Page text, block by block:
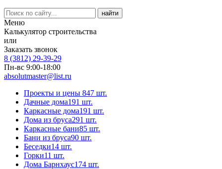
Меню
Калькулятор строительства
или
Заказать звонок
8 (3812) 29-39-29
Пн-вс 9:00-18:00
absolutmaster@list.ru
Проекты и цены 847 шт.
Дачные дома191 шт.
Каркасные дома191 шт.
Дома из бруса291 шт.
Каркасные бани85 шт.
Бани из бруса90 шт.
Беседки14 шт.
Горки11 шт.
Дома Барнхаус174 шт.